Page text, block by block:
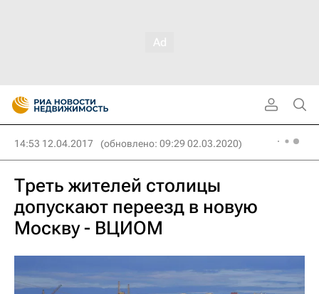
14:53 12.04.2017 (обновлено: 09:29 02.03.2020)
Треть жителей столицы
допускают переезд в новую
Москву - ВЦИОМ